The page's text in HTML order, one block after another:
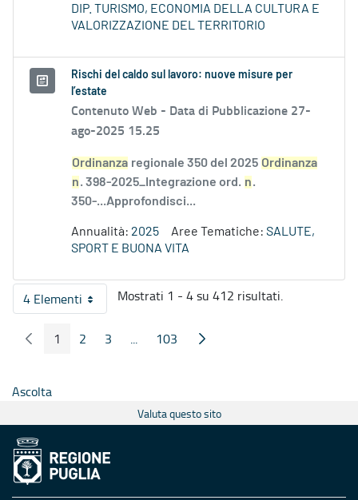
DIP. TURISMO, ECONOMIA DELLA CULTURA E
VALORIZZAZIONE DEL TERRITORIO
Rischi del caldo sul lavoro: nuove misure per
l’estate
Contenuto Web - Data di Pubblicazione 27-
ago-2025 15.25
Ordinanza regionale 350 del 2025 Ordinanza
n. 398-2025_Integrazione ord. n.
350-...Approfondisci...
Annualità: 2025 Aree Tematiche: SALUTE,
SPORT E BUONA VITA
4 ElementiPer pagina
Mostrati 1 - 4 su 412 risultati.
Pagina Precedente
Pagina
1 Pagina
2 Pagina
3 ...
Pagine intermedie
Pagina
103 Pagina Seguente
Ascolta
Valuta questo sito